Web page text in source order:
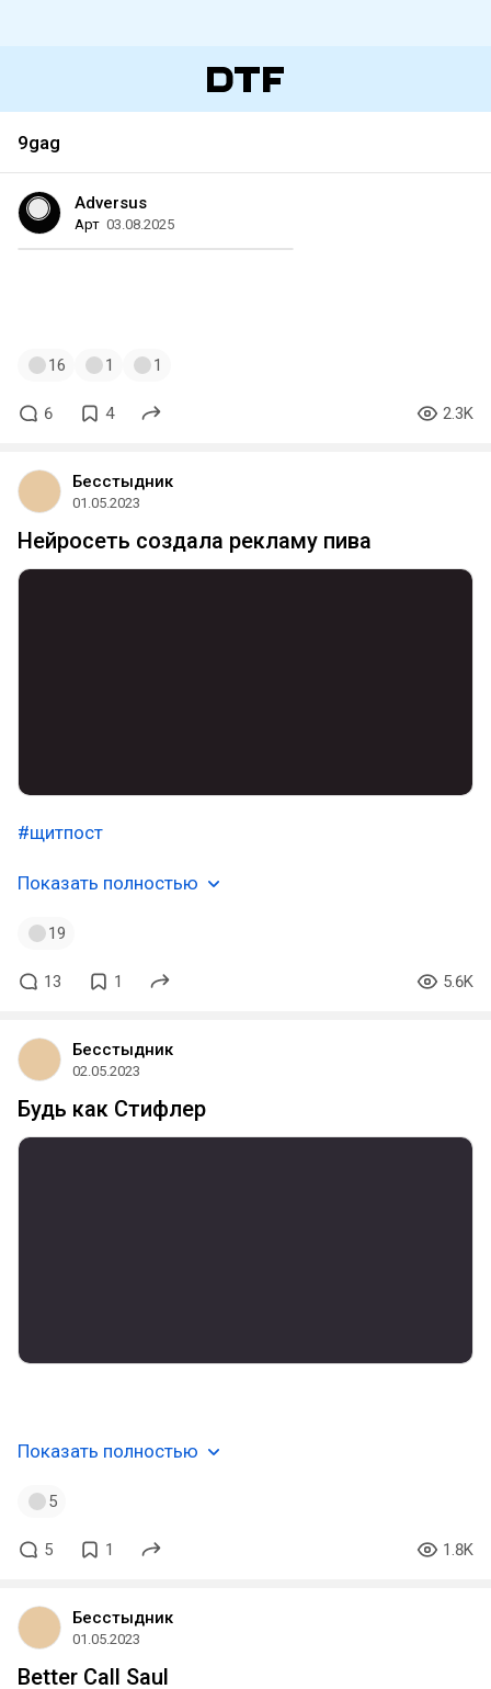
9gag
Adversus
Арт 03.08.2025
16 1 1
6 4 2.3K
Бесстыдник
01.05.2023
Нейросеть создала рекламу пива
#щитпост
Показать полностью
19
13 1 5.6K
Бесстыдник
02.05.2023
Будь как Стифлер
Показать полностью
5
5 1 1.8K
Бесстыдник
01.05.2023
Better Call Saul